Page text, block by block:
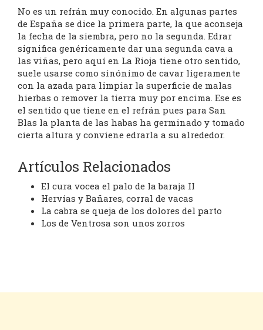
No es un refrán muy conocido. En algunas partes
de España se dice la primera parte, la que aconseja
la fecha de la siembra, pero no la segunda. Edrar
significa genéricamente dar una segunda cava a
las viñas, pero aquí en La Rioja tiene otro sentido,
suele usarse como sinónimo de cavar ligeramente
con la azada para limpiar la superficie de malas
hierbas o remover la tierra muy por encima. Ese es
el sentido que tiene en el refrán pues para San
Blas la planta de las habas ha germinado y tomado
cierta altura y conviene edrarla a su alrededor.
Artículos Relacionados
El cura vocea el palo de la baraja II
Hervías y Bañares, corral de vacas
La cabra se queja de los dolores del parto
Los de Ventrosa son unos zorros